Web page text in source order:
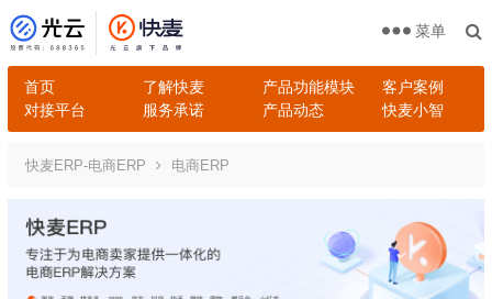
首页 了解快麦 产品功能模块
客户案例
对接平台
服务承诺 产品动态 快麦小智
菜单
快麦ERP-电商ERP 电商ERP